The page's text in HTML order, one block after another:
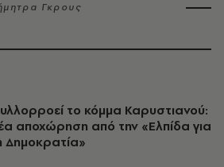
Γκρους
το κόμμα Καρυστιανού:
αποχώρηση από την «Ελπίδα για
Δημοκρατία»